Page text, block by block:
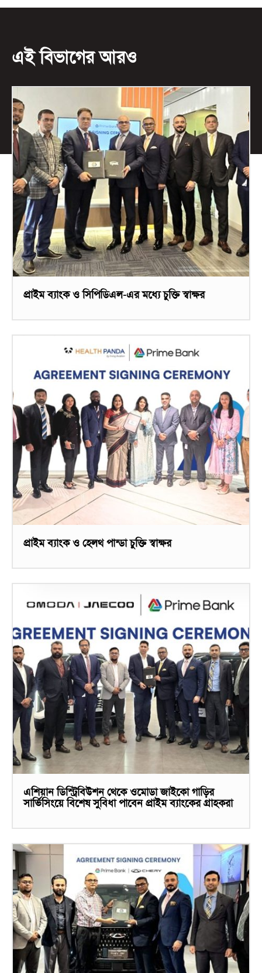
এই বিভাগের আরও
প্রাইম ব্যাংক ও সিপিডিএল-এর মধ্যে চুক্তি স্বাক্ষর
প্রাইম ব্যাংক ও হেলথ পান্ডা চুক্তি স্বাক্ষর
এশিয়ান ডিস্ট্রিবিউশন থেকে ওমোডা জাইকো গাড়ির
সার্ভিসিংয়ে বিশেষ সুবিধা পাবেন প্রাইম ব্যাংকের গ্রাহকরা